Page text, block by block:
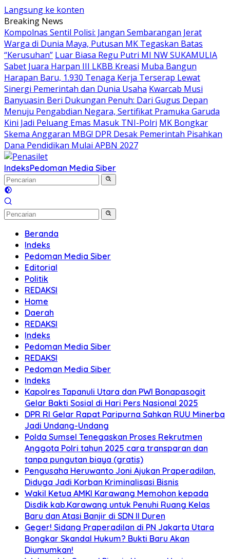
Langsung ke konten
Breaking News
Kompolnas Sentil Polisi: Jangan Sembarangan Jerat
Warga di Dunia Maya, Putusan MK Tegaskan Batas
“Kerusuhan” Luar Biasa Regu Putri MI NW SUKAMULIA
Sabet Juara Harpan III LKBB Kreasi Muba Bangun
Harapan Baru, 1.930 Tenaga Kerja Terserap Lewat
Sinergi Pemerintah dan Dunia Usaha Kwarcab Musi
Banyuasin Beri Dukungan Penuh: Dari Gugus Depan
Menuju Pengabdian Negara, Sertifikat Pramuka Garuda
Kini Jadi Peluang Emas Masuk TNI-Polri MK Bongkar
Skema Anggaran MBG! DPR Desak Pemerintah Pisahkan
Dana Pendidikan Mulai APBN 2027
IndeksPedoman Media Siber
Beranda
Indeks
Pedoman Media Siber
Editorial
Politik
REDAKSI
Home
Daerah
REDAKSI
Indeks
Pedoman Media Siber
REDAKSI
Pedoman Media Siber
Indeks
Kapolres Tapanuli Utara dan PWI Bonapasogit
Gelar Bakti Sosial di Hari Pers Nasional 2025
DPR RI Gelar Rapat Paripurna Sahkan RUU Minerba
Jadi Undang-Undang
Polda Sumsel Tenegaskan Proses Rekrutmen
Anggota Polri tahun 2025 cara transparan dan
tanpa pungutan biaya (gratis)
Pengusaha Heruwanto Joni Ajukan Praperadilan,
Diduga Jadi Korban Kriminalisasi Bisnis
Wakil Ketua AMKI Karawang Memohon kepada
Disdik kab.Karawang untuk Penuhi Ruang Kelas
Baru dan Atasi Banjir di SDN II Duren
Geger! Sidang Praperadilan di PN Jakarta Utara
Bongkar Skandal Hukum? Bukti Baru Akan
Diumumkan!